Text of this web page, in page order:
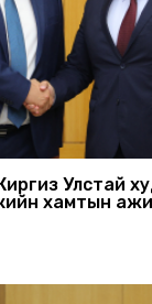
Улстай
хамтын